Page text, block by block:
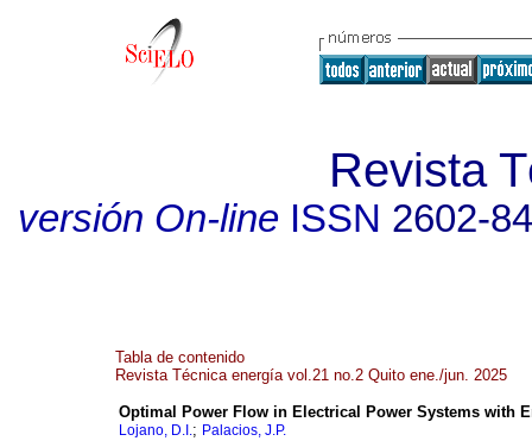
Revista
versión On-lineISSN 2602-
Tabla de contenido
Revista Técnica energía vol.21 no.2 Quito ene./jun. 2025
Optimal Power Flow in Electrical Power Systems with
Lojano, D.I.; Palacios, J.P.